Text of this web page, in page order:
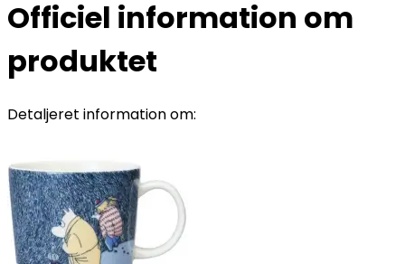
Officiel information om
produktet
Detaljeret information om: